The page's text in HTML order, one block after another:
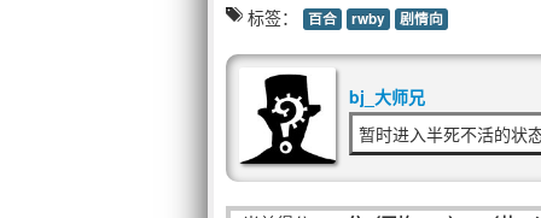
标签： 百合 rwby 剧情向
bj_大师兄
暂时进入半死不活的状